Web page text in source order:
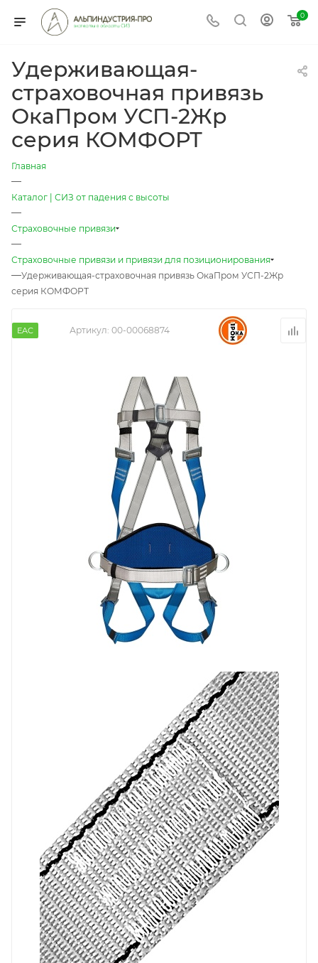
0
Удерживающая-
страховочная привязь
ОкаПром УСП-2Жр
серия КОМФОРТ
Главная
—
Каталог | СИЗ от падения с высоты
—
Страховочные привязи
—
Страховочные привязи и привязи для позиционирования
—Удерживающая-страховочная привязь ОкаПром УСП-2Жр
серия КОМФОРТ
EAC Артикул: 00-00068874